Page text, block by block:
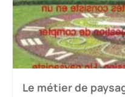
Le métier de